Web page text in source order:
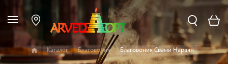
Каталог Благовония Благовония Свами Нараян